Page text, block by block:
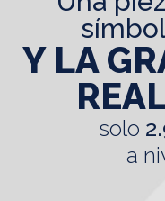
Y LA
solo
a